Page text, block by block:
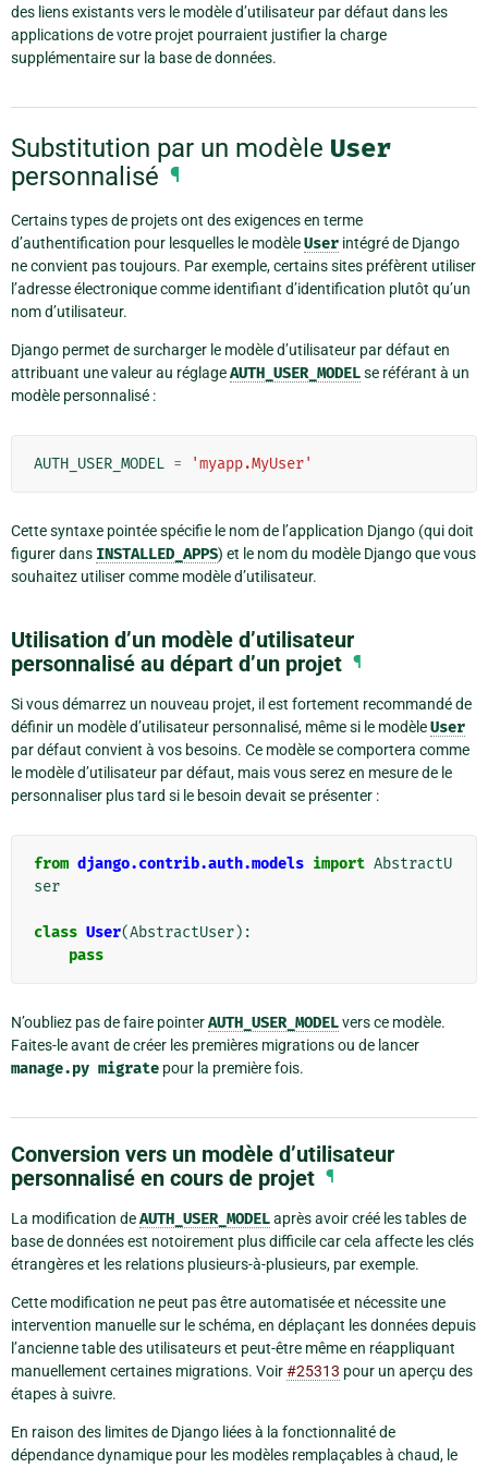
des liens existants vers le modèle d’utilisateur par défaut dans les
applications de votre projet pourraient justifier la charge
supplémentaire sur la base de données.
Substitution par un modèle User
personnalisé ¶
Certains types de projets ont des exigences en terme
d’authentification pour lesquelles le modèleUser intégré de Django
ne convient pas toujours. Par exemple, certains sites préfèrent utiliser
l’adresse électronique comme identifiant d’identification plutôt qu’un
nom d’utilisateur.
Django permet de surcharger le modèle d’utilisateur par défaut en
attribuant une valeur au réglageAUTH_USER_MODELse référant à un
modèle personnalisé :
AUTH_USER_MODEL = 'myapp.MyUser'
Cette syntaxe pointée spécifie le nom de l’application Django (qui doit
figurer dans INSTALLED_APPS) et le nom du modèle Django que vous
souhaitez utiliser comme modèle d’utilisateur.
Utilisation d’un modèle d’utilisateur
personnalisé au départ d’un projet ¶
Si vous démarrez un nouveau projet, il est fortement recommandé de
définir un modèle d’utilisateur personnalisé, même si le modèleUser
par défaut convient à vos besoins. Ce modèle se comportera comme
le modèle d’utilisateur par défaut, mais vous serez en mesure de le
personnaliser plus tard si le besoin devait se présenter :
from django.contrib.auth.models import AbstractU
ser
class User(AbstractUser):
pass
N’oubliez pas de faire pointerAUTH_USER_MODELvers ce modèle.
Faites-le avant de créer les premières migrations ou de lancer
manage.py migrate pour la première fois.
Conversion vers un modèle d’utilisateur
personnalisé en cours de projet ¶
La modification deAUTH_USER_MODELaprès avoir créé les tables de
base de données est notoirement plus difficile car cela affecte les clés
étrangères et les relations plusieurs-à-plusieurs, par exemple.
Cette modification ne peut pas être automatisée et nécessite une
intervention manuelle sur le schéma, en déplaçant les données depuis
l’ancienne table des utilisateurs et peut-être même en réappliquant
manuellement certaines migrations. Voir#25313 pour un aperçu des
étapes à suivre.
En raison des limites de Django liées à la fonctionnalité de
dépendance dynamique pour les modèles remplaçables à chaud, le